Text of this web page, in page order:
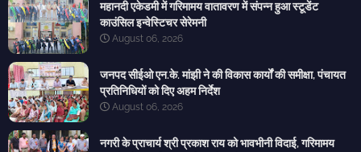
महानदी एकेडमी में गरिमामय वातावरण में संपन्न हुआ स्टूडेंट
काउंसिल इन्वेस्टिचर सेरेमनी
August 06, 2026
जनपद सीईओ एन.के. मांझी ने की विकास कार्यों की समीक्षा, पंचायत
प्रतिनिधियों को दिए अहम निर्देश
August 06, 2026
नगरी के प्राचार्य श्री प्रकाश राय को भावभीनी विदाई, गरिमामय